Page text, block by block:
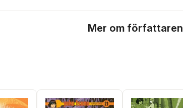
Mer om författaren